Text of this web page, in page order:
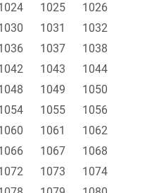
1025
1026
1031
1032
1037
1038
1043
1044
1049
1050
1055
1056
1061
1062
1067
1068
1073
1074